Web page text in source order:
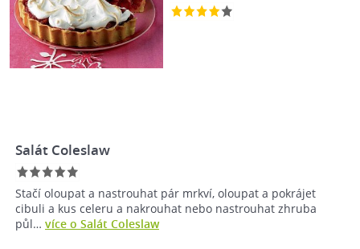
Salát Coleslaw
Stačí oloupat a nastrouhat pár mrkví, oloupat a pokrájet
cibuli a kus celeru a nakrouhat nebo nastrouhat zhruba
půl… více o Salát Coleslaw